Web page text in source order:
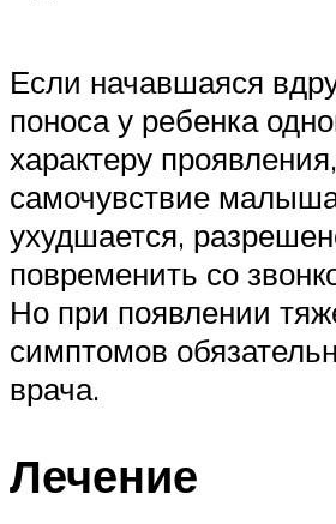
Если начавшаяся
поноса у ребенка
характеру проявления,
самочувствие
ухудшается,
повременить со
Но при появлении
симптомов
врача.
Лечение